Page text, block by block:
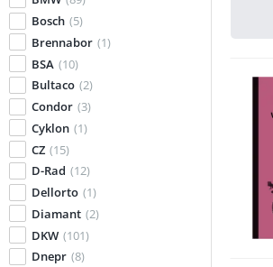
Bosch (5)
Brennabor (1)
BSA (10)
Bultaco (2)
Condor (3)
Cyklon (1)
CZ (15)
D-Rad (12)
Dellorto (1)
Diamant (2)
DKW (101)
Dnepr (8)